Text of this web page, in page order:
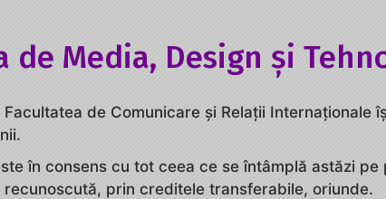
de Media, Design și
de Comunicare şi Relaţii Internaţionale
în consens cu tot ceea ce se întâmplă astăzi
prin creditele transferabile, oriunde.